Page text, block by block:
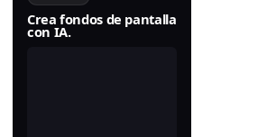
Crea fondos de pantalla
con IA.